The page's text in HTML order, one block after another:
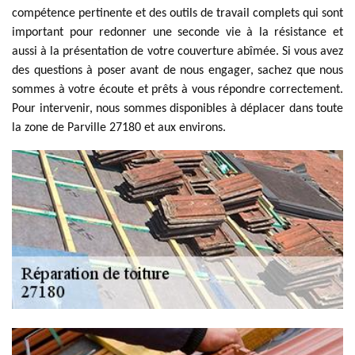
compétence pertinente et des outils de travail complets qui sont
important pour redonner une seconde vie à la résistance et
aussi à la présentation de votre couverture abîmée. Si vous avez
des questions à poser avant de nous engager, sachez que nous
sommes à votre écoute et prêts à vous répondre correctement.
Pour intervenir, nous sommes disponibles à déplacer dans toute
la zone de Parville 27180 et aux environs.